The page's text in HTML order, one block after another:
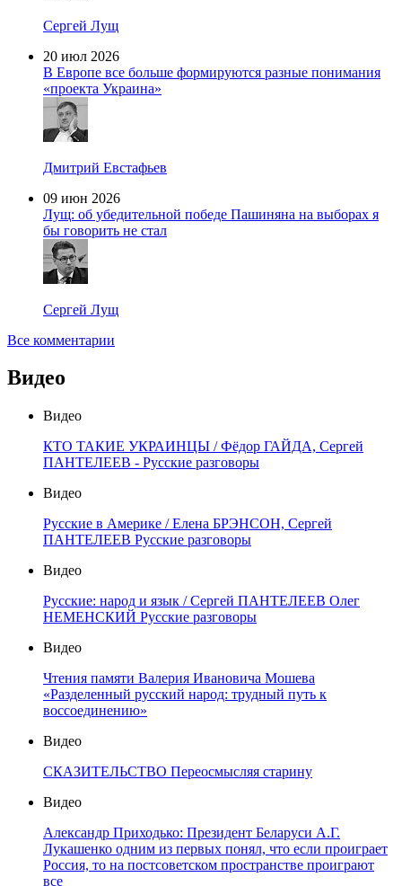
Сергей Лущ
20 июл 2026
В Европе все больше формируются разные понимания
«проекта Украина»
Дмитрий Евстафьев
09 июн 2026
Лущ: об убедительной победе Пашиняна на выборах я
бы говорить не стал
Сергей Лущ
Все комментарии
Видео
Видео
КТО ТАКИЕ УКРАИНЦЫ / Фёдор ГАЙДА, Сергей
ПАНТЕЛЕЕВ - Русские разговоры
Видео
Русские в Америке / Елена БРЭНСОН, Сергей
ПАНТЕЛЕЕВ Русские разговоры
Видео
Русские: народ и язык / Сергей ПАНТЕЛЕЕВ Олег
НЕМЕНСКИЙ Русские разговоры
Видео
Чтения памяти Валерия Ивановича Мошева
«Разделенный русский народ: трудный путь к
воссоединению»
Видео
СКАЗИТЕЛЬСТВО Переосмысляя старину
Видео
Александр Приходько: Президент Беларуси А.Г.
Лукашенко одним из первых понял, что если проиграет
Россия, то на постсоветском пространстве проиграют
все